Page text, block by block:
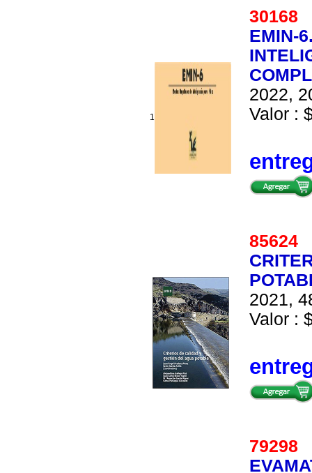
1
30168
EMIN-
2022,
Valor :
85624
2021,
Valor :
79298